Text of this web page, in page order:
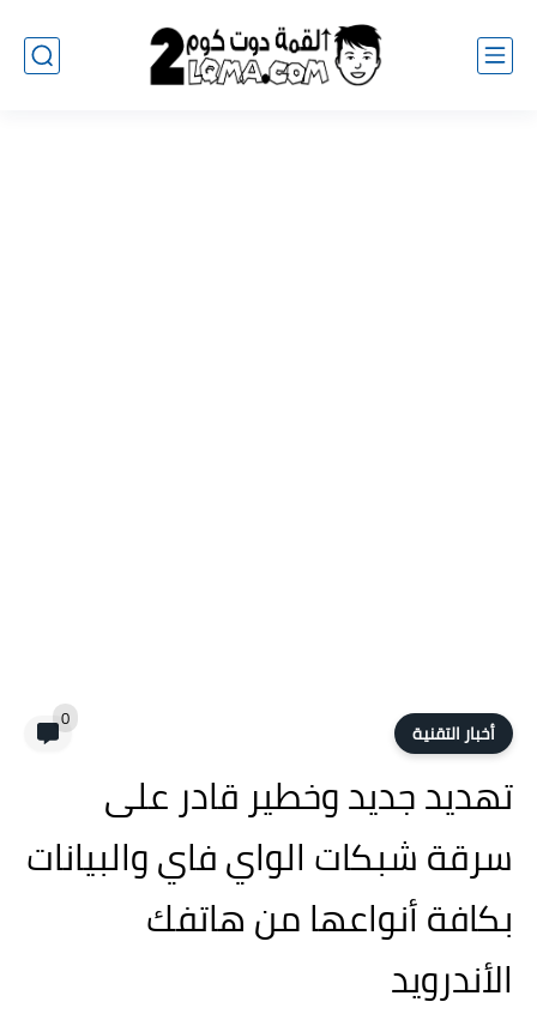
أخبار التقنية 0
تهديد جديد وخطير قادر على
سرقة شبكات الواي فاي والبيانات
بكافة أنواعها من هاتفك
الأندرويد